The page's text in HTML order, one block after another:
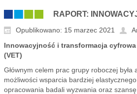
RAPORT:
Opublikowano: 15 marzec 2021
Innowacyjność i transformacja
(VET)
Głównym celem prac grupy roboczej
możliwości wsparcia bardziej
opracowania badali wyzwania oraz